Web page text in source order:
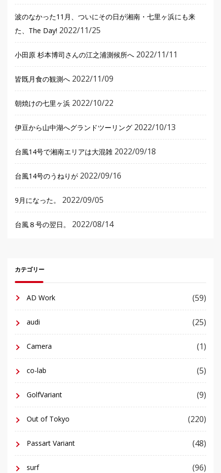
波のなかった11月、ついにその日が湘南・七里ヶ浜にも来
た、The Day! 2022/11/25
小田原 杉本博司さんの江之浦測候所へ 2022/11/11
皆既月食の観測へ 2022/11/09
朝焼けの七里ヶ浜 2022/10/22
伊豆から山中湖へグランドツーリング 2022/10/13
台風14号で湘南エリアは大混雑 2022/09/18
台風14号のうねりが 2022/09/16
9月になった。 2022/09/05
台風８号の翌日。 2022/08/14
カテゴリー
AD Work (59)
audi (25)
Camera (1)
co-lab (5)
GolfVariant (9)
Out of Tokyo (220)
Passart Variant (48)
surf (96)